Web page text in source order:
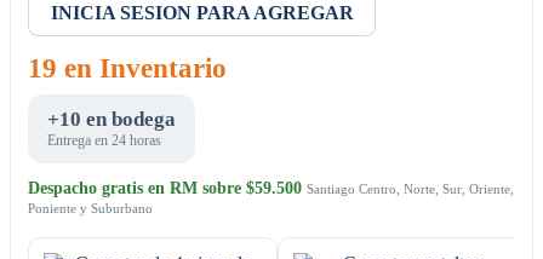
INICIA SESION PARA AGREGAR
19 en Inventario
+10 en bodega
Entrega en 24 horas
Despacho gratis en RM sobre $59.500 Santiago Centro, Norte, Sur, Oriente,
Poniente y Suburbano